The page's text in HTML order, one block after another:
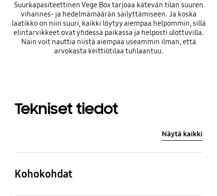
Suurkapasiteettinen Vege Box tarjoaa kätevän tilan suuren
vihannes- ja hedelmämäärän säilyttämiseen. Ja koska
laatikko on niin suuri, kaikki löytyy aiempaa helpommin, sillä
elintarvikkeet ovat yhdessä paikassa ja helposti ulottuvilla.
Näin voit nauttia niistä aiempaa useammin ilman, että
arvokasta keittiötilaa tuhlaantuu.
Tekniset tiedot
Näytä kaikki
Kohokohdat